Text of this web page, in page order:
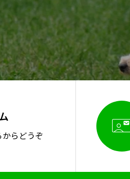
らどうぞ